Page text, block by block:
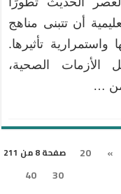
أن تتبنى مناهج
تأثيرها.
الأزمات الصحية،
من …
صفحة 8 من 211 »
20
30
40